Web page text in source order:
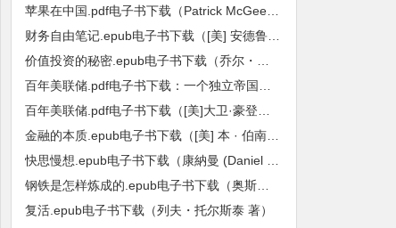
复活.epub电子书下载（列夫・托尔斯泰 著）